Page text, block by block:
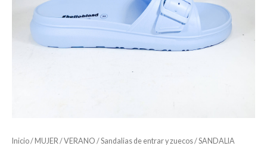
Inicio/ MUJER /VERANO /Sandalias de entrar y zuecos/ SANDALIA